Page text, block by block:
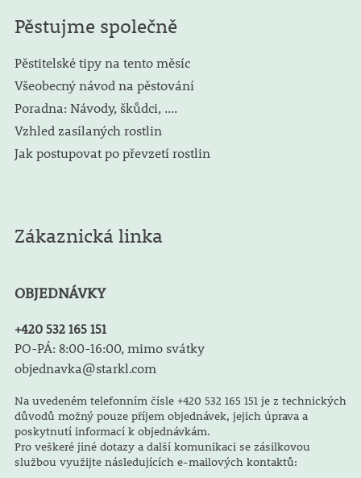
Pěstujme společně
Pěstitelské tipy na tento měsíc
Všeobecný návod na pěstování
Poradna: Návody, škůdci, ....
Vzhled zasílaných rostlin
Jak postupovat po převzetí rostlin
Zákaznická linka
OBJEDNÁVKY
+420 532 165 151
PO-PÁ: 8:00-16:00, mimo svátky
objednavka@starkl.com
Na uvedeném telefonním čísle +420 532 165 151 je z technických
důvodů možný pouze příjem objednávek, jejich úprava a
poskytnutí informací k objednávkám.
Pro veškeré jiné dotazy a další komunikaci se zásilkovou
službou využijte následujících e-mailových kontaktů: